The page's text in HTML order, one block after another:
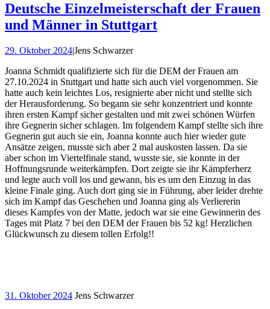
Deutsche Einzelmeisterschaft der Frauen
und Männer in Stuttgart
29. Oktober 2024|Jens Schwarzer
Joanna Schmidt qualifizierte sich für die DEM der Frauen am
27.10.2024 in Stuttgart und hatte sich auch viel vorgenommen. Sie
hatte auch kein leichtes Los, resignierte aber nicht und stellte sich
der Herausforderung. So begann sie sehr konzentriert und konnte
ihren ersten Kampf sicher gestalten und mit zwei schönen Würfen
ihre Gegnerin sicher schlagen. Im folgendem Kampf stellte sich ihre
Gegnerin gut auch sie ein, Joanna konnte auch hier wieder gute
Ansätze zeigen, musste sich aber 2 mal auskosten lassen. Da sie
aber schon im Viertelfinale stand, wusste sie, sie konnte in der
Hoffnungsrunde weiterkämpfen. Dort zeigte sie ihr Kämpferherz
und legte auch voll los und gewann, bis es um den Einzug in das
kleine Finale ging. Auch dort ging sie in Führung, aber leider drehte
sich im Kampf das Geschehen und Joanna ging als Verliererin
dieses Kampfes von der Matte, jedoch war sie eine Gewinnerin des
Tages mit Platz 7 bei den DEM der Frauen bis 52 kg! Herzlichen
Glückwunsch zu diesem tollen Erfolg!!
31. Oktober 2024 Jens Schwarzer